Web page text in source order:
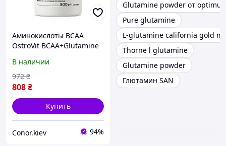
Аминокислоты ВСАА
OstroVit BCAA+Glutamine
В наличии
808₴
972 ₴
Купить
Conor.kiev 94%
Glutamine powder от
Pure glutamine
L-glutamine california gold
Thorne l glutamine
Glutamine powder
Глютамин SAN